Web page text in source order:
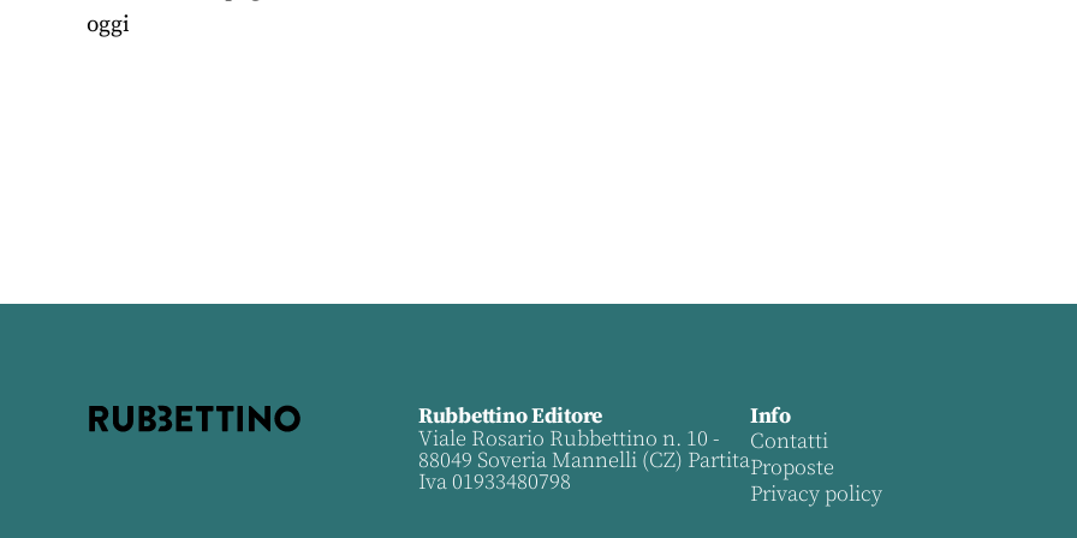
oggi
Rubbettino Editore
Viale Rosario Rubbettino n. 10 -
88049 Soveria Mannelli (CZ) Partita
Iva 01933480798
Info
Contatti
Proposte
Privacy policy